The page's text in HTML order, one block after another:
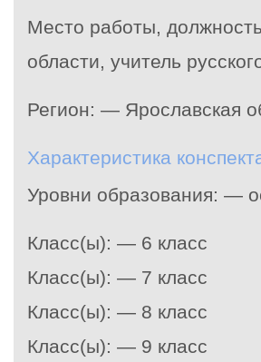
Место работы,
области, учитель
Регион: — Ярославская
Характеристика
Уровни образования: —
Класс(ы): — 6 класс
Класс(ы): — 7 класс
Класс(ы): — 8 класс
Класс(ы): — 9 класс